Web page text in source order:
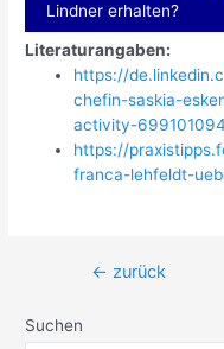
Lindner erhalten?
Literaturangaben:
https://
chefin-saskia-
activity-
https://
franca-lehfeldt-
Beitragsnavigation
← zurück
Suchen